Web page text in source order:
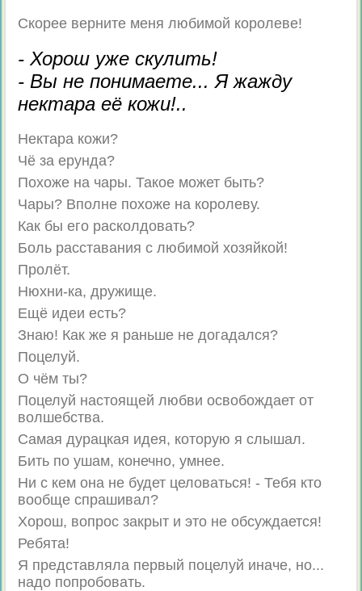
Скорее верните меня любимой королеве!
- Хорош уже скулить!
- Вы не понимаете... Я жажду
нектара её кожи!..
Нектара кожи?
Чё за ерунда?
Похоже на чары. Такое может быть?
Чары? Вполне похоже на королеву.
Как бы его расколдовать?
Боль расставания с любимой хозяйкой!
Пролёт.
Нюхни-ка, дружище.
Ещё идеи есть?
Знаю! Как же я раньше не догадался?
Поцелуй.
О чём ты?
Поцелуй настоящей любви освобождает от
волшебства.
Самая дурацкая идея, которую я слышал.
Бить по ушам, конечно, умнее.
Ни с кем она не будет целоваться! - Тебя кто
вообще спрашивал?
Хорош, вопрос закрыт и это не обсуждается!
Ребята!
Я представляла первый поцелуй иначе, но...
надо попробовать.